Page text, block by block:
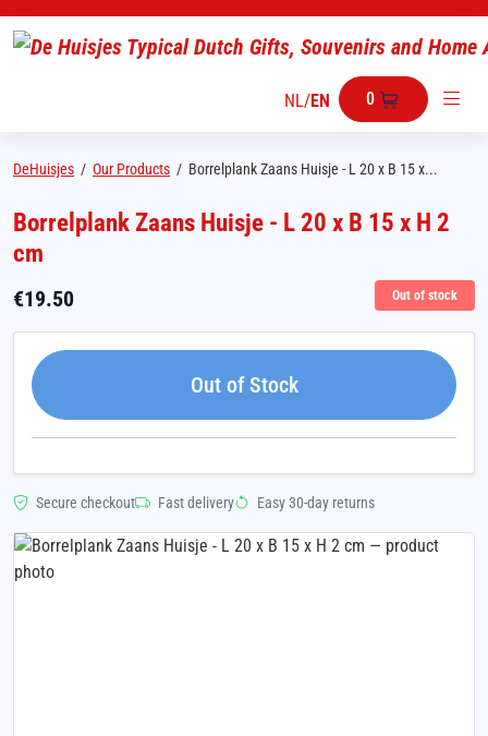
NL/EN 0
DeHuisjes / Our Products / Borrelplank Zaans Huisje - L 20 x B 15 x...
Borrelplank Zaans Huisje - L 20 x B 15 x H 2
cm
€19.50 Out of stock
Out of Stock
Secure checkout Fast delivery Easy 30-day returns